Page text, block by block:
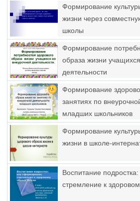
Формирование
жизни через
школы
Формирование
образа жизни
деятельности
Формирование
занятиях по
младших школьников
Формирование
жизни в школе-
Воспитание
стремление к